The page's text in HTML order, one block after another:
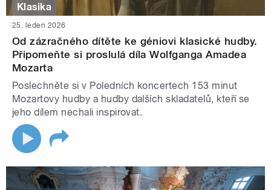
Klasika
25. leden 2026
Od zázračného dítěte ke géniovi klasické hudby.
Připomeňte si proslulá díla Wolfganga Amadea
Mozarta
Poslechněte si v Poledních koncertech 153 minut
Mozartovy hudby a hudby dalších skladatelů, kteří se
jeho dílem nechali inspirovat.